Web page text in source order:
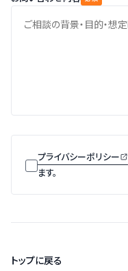
プライバシーポリシー
ます。
トップに戻る